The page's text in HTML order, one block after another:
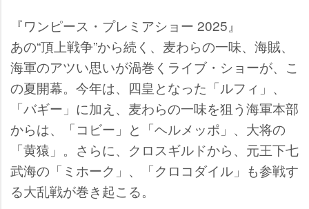
『ワンピース・プレミアショー 2025』
あの“頂上戦争”から続く、麦わらの一味、海賊、
海軍のアツい思いが渦巻くライブ・ショーが、こ
の夏開幕。今年は、四皇となった「ルフィ」、
「バギー」に加え、麦わらの一味を狙う海軍本部
からは、「コビー」と「ヘルメッポ」、大将の
「黄猿」。さらに、クロスギルドから、元王下七
武海の「ミホーク」、「クロコダイル」も参戦す
る大乱戦が巻き起こる。